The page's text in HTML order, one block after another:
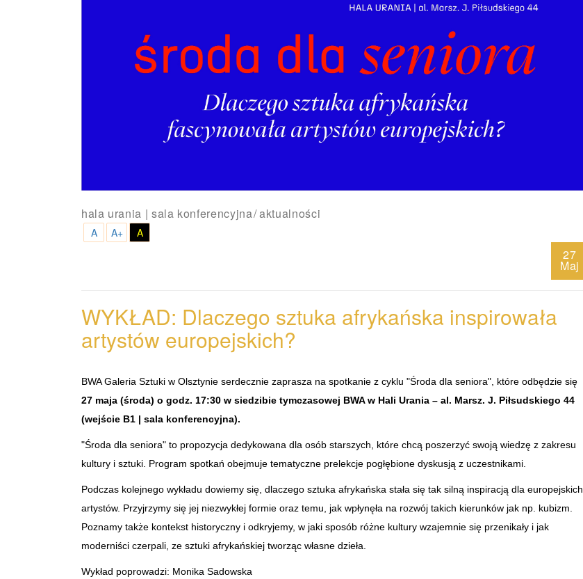
hala urania | sala konferencyjna aktualności
A A+ A
27
Maj
WYKŁAD: Dlaczego sztuka afrykańska inspirowała
artystów europejskich?
BWA Galeria Sztuki w Olsztynie serdecznie zaprasza na spotkanie z cyklu "Środa dla seniora", które odbędzie się
27 maja (środa) o godz. 17:30 w siedzibie tymczasowej BWA w Hali Urania – al. Marsz. J. Piłsudskiego 44
(wejście B1 | sala konferencyjna).
"Środa dla seniora" to propozycja dedykowana dla osób starszych, które chcą poszerzyć swoją wiedzę z zakresu
kultury i sztuki. Program spotkań obejmuje tematyczne prelekcje pogłębione dyskusją z uczestnikami.
Podczas kolejnego wykładu dowiemy się, dlaczego sztuka afrykańska stała się tak silną inspiracją dla europejskich
artystów. Przyjrzymy się jej niezwykłej formie oraz temu, jak wpłynęła na rozwój takich kierunków jak np. kubizm.
Poznamy także kontekst historyczny i odkryjemy, w jaki sposób różne kultury wzajemnie się przenikały i jak
moderniści czerpali, ze sztuki afrykańskiej tworząc własne dzieła.
Wykład poprowadzi: Monika Sadowska